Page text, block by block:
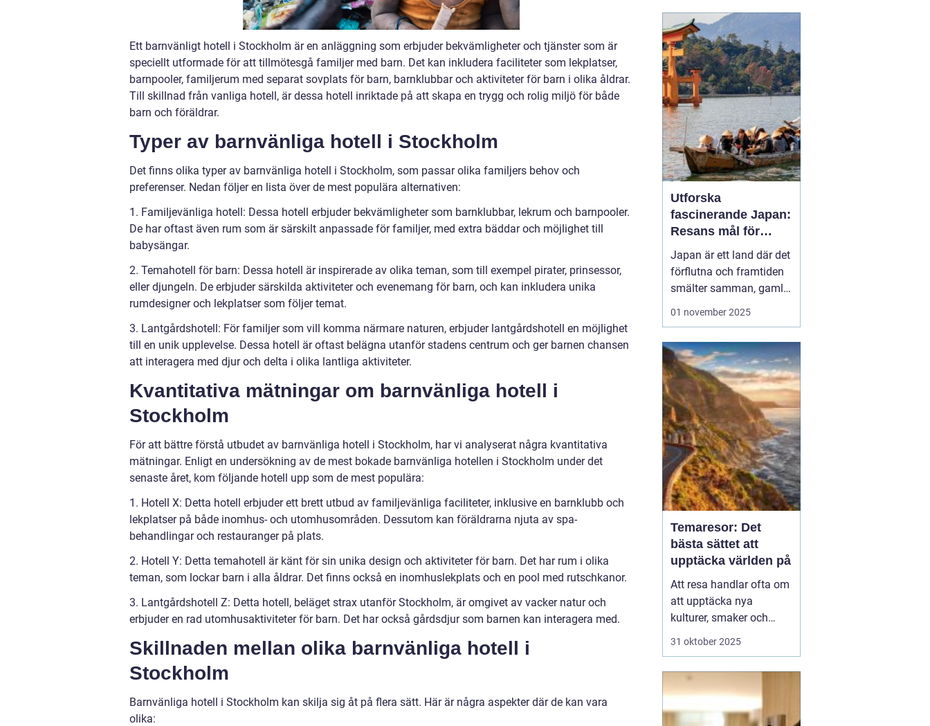
Ett barnvänligt hotell i Stockholm är en anläggning som erbjuder bekvämligheter och tjänster som är
speciellt utformade för att tillmötesgå familjer med barn. Det kan inkludera faciliteter som lekplatser,
barnpooler, familjerum med separat sovplats för barn, barnklubbar och aktiviteter för barn i olika åldrar.
Till skillnad från vanliga hotell, är dessa hotell inriktade på att skapa en trygg och rolig miljö för både
barn och föräldrar.
Typer av barnvänliga hotell i Stockholm
Det finns olika typer av barnvänliga hotell i Stockholm, som passar olika familjers behov och
preferenser. Nedan följer en lista över de mest populära alternativen:
1. Familjevänliga hotell: Dessa hotell erbjuder bekvämligheter som barnklubbar, lekrum och barnpooler.
De har oftast även rum som är särskilt anpassade för familjer, med extra bäddar och möjlighet till
babysängar.
2. Temahotell för barn: Dessa hotell är inspirerade av olika teman, som till exempel pirater, prinsessor,
eller djungeln. De erbjuder särskilda aktiviteter och evenemang för barn, och kan inkludera unika
rumdesigner och lekplatser som följer temat.
3. Lantgårdshotell: För familjer som vill komma närmare naturen, erbjuder lantgårdshotell en möjlighet
till en unik upplevelse. Dessa hotell är oftast belägna utanför stadens centrum och ger barnen chansen
att interagera med djur och delta i olika lantliga aktiviteter.
Kvantitativa mätningar om barnvänliga hotell i
Stockholm
För att bättre förstå utbudet av barnvänliga hotell i Stockholm, har vi analyserat några kvantitativa
mätningar. Enligt en undersökning av de mest bokade barnvänliga hotellen i Stockholm under det
senaste året, kom följande hotell upp som de mest populära:
1. Hotell X: Detta hotell erbjuder ett brett utbud av familjevänliga faciliteter, inklusive en barnklubb och
lekplatser på både inomhus- och utomhusområden. Dessutom kan föräldrarna njuta av spa-
behandlingar och restauranger på plats.
2. Hotell Y: Detta temahotell är känt för sin unika design och aktiviteter för barn. Det har rum i olika
teman, som lockar barn i alla åldrar. Det finns också en inomhuslekplats och en pool med rutschkanor.
3. Lantgårdshotell Z: Detta hotell, beläget strax utanför Stockholm, är omgivet av vacker natur och
erbjuder en rad utomhusaktiviteter för barn. Det har också gårdsdjur som barnen kan interagera med.
Skillnaden mellan olika barnvänliga hotell i
Stockholm
Barnvänliga hotell i Stockholm kan skilja sig åt på flera sätt. Här är några aspekter där de kan vara
olika:
studenter. För den som
älskar havet och söker
spänning finns det få
äventyr som slår en03
november 2025
Utforska
fascinerande Japan:
Resans mål för
upptäckare
Japan är ett land där det
förflutna och framtiden
smälter samman, gamla
tempel existerar sida vid
lockas av den rika
kulturen, natursköna
landskap eller den unika
maten, erbjud...
01 november 2025
Temaresor: Det
bästa sättet att
upptäcka världen på
Att resa handlar ofta om
att upptäcka nya
kulturer, smaker och
perspektiv. Men vad
särskilt intresse eller
tema? Temaresor
erbjuder ett unikt sätt att
31 oktober 2025